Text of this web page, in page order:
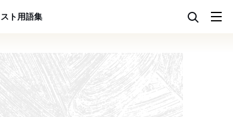
ト用語集